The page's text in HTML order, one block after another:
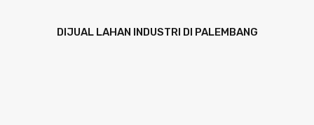
DIJUAL LAHAN INDUSTRI DI PALEMBANG